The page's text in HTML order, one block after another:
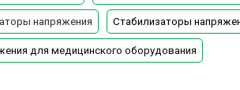
напряжения Стабилизаторы
для медицинского оборудования